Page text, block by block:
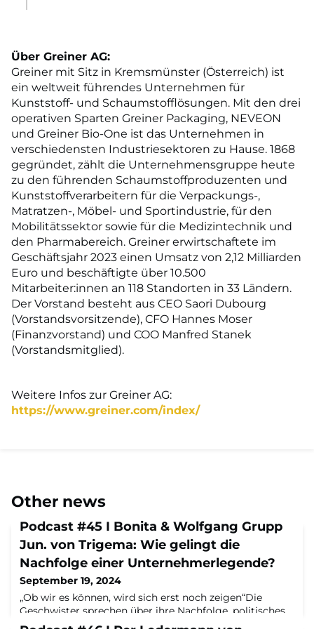
Über Greiner AG:
Greiner mit Sitz in Kremsmünster (Österreich) ist
ein weltweit führendes Unternehmen für
Kunststoff- und Schaumstofflösungen. Mit den drei
operativen Sparten Greiner Packaging, NEVEON
und Greiner Bio-One ist das Unternehmen in
verschiedensten Industriesektoren zu Hause. 1868
gegründet, zählt die Unternehmensgruppe heute
zu den führenden Schaumstoffproduzenten und
Kunststoffverarbeitern für die Verpackungs-,
Matratzen-, Möbel- und Sportindustrie, für den
Mobilitätssektor sowie für die Medizintechnik und
den Pharmabereich. Greiner erwirtschaftete im
Geschäftsjahr 2023 einen Umsatz von 2,12 Milliarden
Euro und beschäftigte über 10.500
Mitarbeiter:innen an 118 Standorten in 33 Ländern.
Der Vorstand besteht aus CEO Saori Dubourg
(Vorstandsvorsitzende), CFO Hannes Moser
(Finanzvorstand) und COO Manfred Stanek
(Vorstandsmitglied).
Weitere Infos zur Greiner AG:
https://www.greiner.com/index/
Other news
Podcast #45 I Bonita & Wolfgang Grupp
Jun. von Trigema: Wie gelingt die
Nachfolge einer Unternehmerlegende?
September 19, 2024
„Ob wir es können, wird sich erst noch zeigen“Die
Geschwister sprechen über ihre Nachfolge, politisches
Engagement und Pläne für die Zukunft – im Podcast